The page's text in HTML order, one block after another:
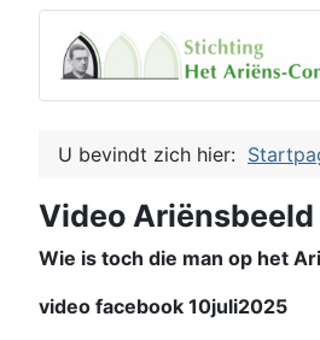
U bevindt zich hier:
Video Ariënsbeeld
Wie is toch die man op het
video facebook 10juli2025